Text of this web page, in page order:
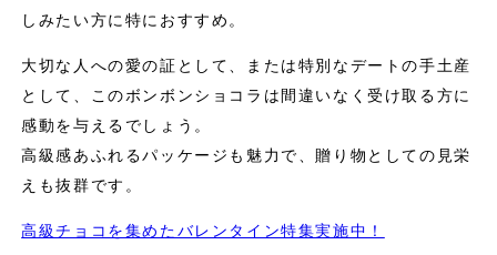
しみたい方に特におすすめ。
大切な人への愛の証として、または特別なデートの手土産
として、このボンボンショコラは間違いなく受け取る方に
感動を与えるでしょう。
高級感あふれるパッケージも魅力で、贈り物としての見栄
えも抜群です。
高級チョコを集めたバレンタイン特集実施中！